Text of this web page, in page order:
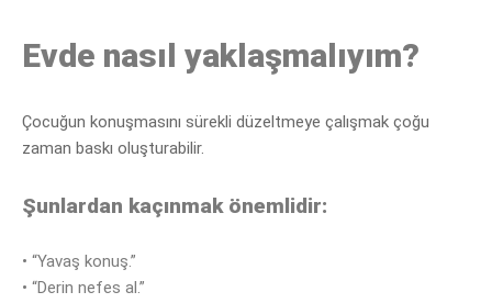
Evde nasıl yaklaşmalıyım?
Çocuğun konuşmasını sürekli düzeltmeye çalışmak çoğu
zaman baskı oluşturabilir.
Şunlardan kaçınmak önemlidir:
• “Yavaş konuş.”
• “Derin nefes al.”